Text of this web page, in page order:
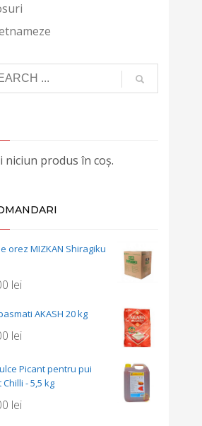
niciun produs în coș.
orez MIZKAN Shiragiku
lei
AKASH 20 kg
lei
Picant pentru pui
Chilli - 5,5 kg
lei